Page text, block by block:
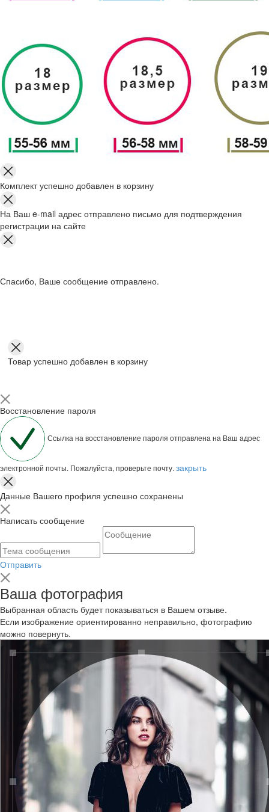
Комплект успешно добавлен в корзину
На Ваш e-mail адрес отправлено письмо для подтверждения
регистрации на сайте
Спасибо, Ваше сообщение отправлено.
Товар успешно добавлен в корзину
Восстановление пароля
Ссылка на восстановление пароля отправлена на Ваш адрес
электронной почты. Пожалуйста, проверьте почту. закрыть
Данные Вашего профиля успешно сохранены
Написать сообщение
Отправить
Ваша фотография
Выбранная область будет показываться в Вашем отзыве.
Если изображение ориентированно неправильно, фотографию
можно повернуть.